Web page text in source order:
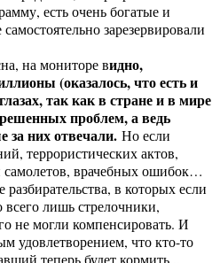
есть очень богатые и
зарезервировали
на мониторе видно,
(оказалось, что есть и
так как в стране и в мире
проблем, а ведь
за них отвечали. Но если
террористических актов,
самолетов, врачебных ошибок…
в которых если
лишь стрелочники,
не могли компенсировать. И
удовлетворением, что кто-то
теперь будет кормить...